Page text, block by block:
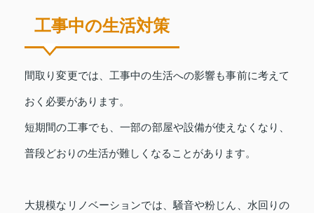
工事中の生活対策
間取り変更では、工事中の生活への影響も事前に考えて
おく必要があります。
短期間の工事でも、一部の部屋や設備が使えなくなり、
普段どおりの生活が難しくなることがあります。
大規模なリノベーションでは、騒音や粉じん、水回りの